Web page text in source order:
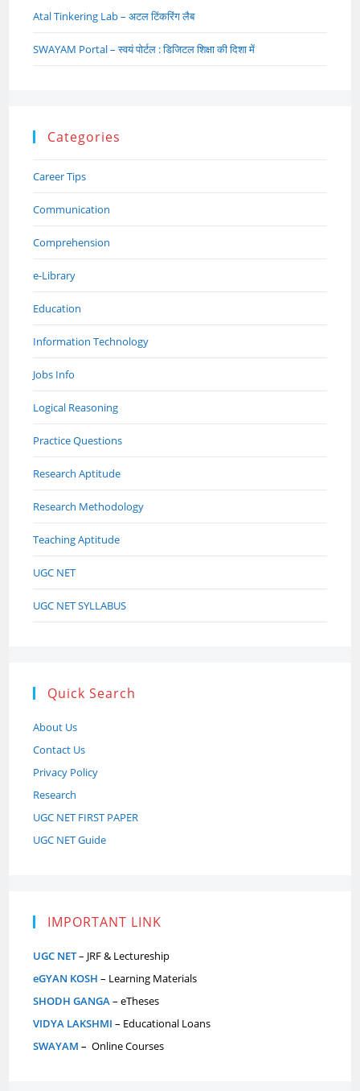
Atal Tinkering Lab – अटल टिंकरिंग लैब
SWAYAM Portal – स्वयं पोर्टल : डिजिटल शिक्षा की दिशा में
Categories
Career Tips
Communication
Comprehension
e-Library
Education
Information Technology
Jobs Info
Logical Reasoning
Practice Questions
Research Aptitude
Research Methodology
Teaching Aptitude
UGC NET
UGC NET SYLLABUS
Quick Search
About Us
Contact Us
Privacy Policy
Research
UGC NET FIRST PAPER
UGC NET Guide
IMPORTANT LINK
UGC NET– JRF & Lectureship
eGYAN KOSH – Learning Materials
SHODH GANGA– eTheses
VIDYA LAKSHMI – Educational Loans
SWAYAM – Online Courses